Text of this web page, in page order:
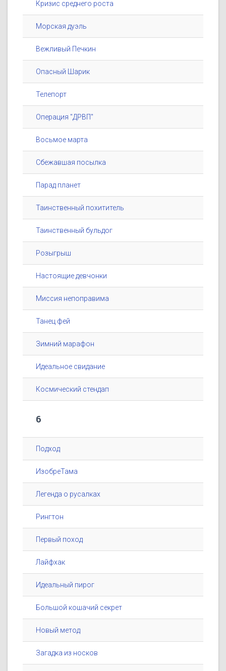
Кризис среднего роста
Морская дуэль
Вежливый Печкин
Опасный Шарик
Телепорт
Операция "ДРВП"
Восьмое марта
Сбежавшая посылка
Парад планет
Таинственный похититель
Таинственный бульдог
Розыгрыш
Настоящие девчонки
Миссия непоправима
Танец фей
Зимний марафон
Идеальное свидание
Космический стендап
6
Подход
ИзобреТама
Легенда о русалках
Рингтон
Первый поход
Лайфхак
Идеальный пирог
Большой кошачий секрет
Новый метод
Загадка из носков